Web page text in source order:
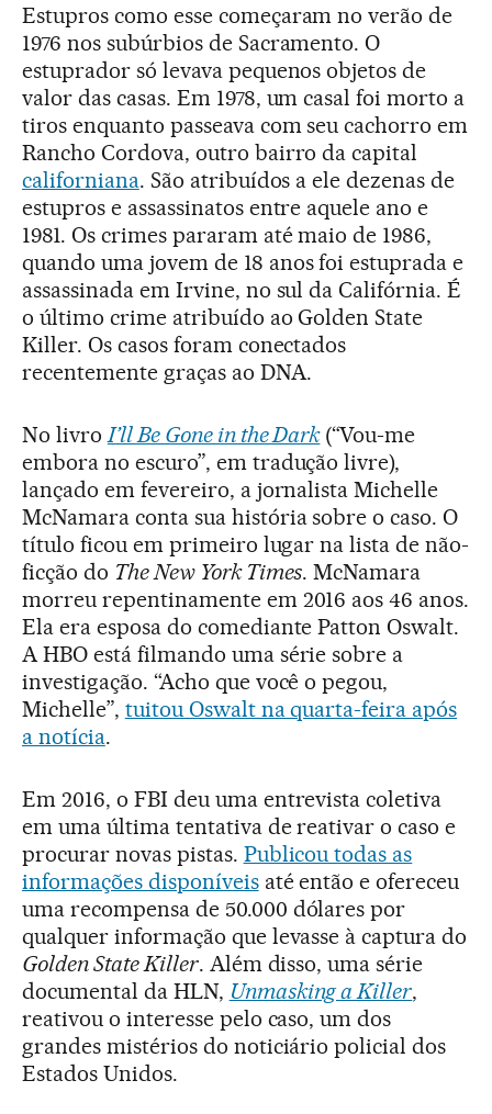
Estupros como esse começaram no verão de
1976 nos subúrbios de Sacramento. O
estuprador só levava pequenos objetos de
valor das casas. Em 1978, um casal foi morto a
tiros enquanto passeava com seu cachorro em
Rancho Cordova, outro bairro da capital
californiana. São atribuídos a ele dezenas de
estupros e assassinatos entre aquele ano e
1981. Os crimes pararam até maio de 1986,
quando uma jovem de 18 anos foi estuprada e
assassinada em Irvine, no sul da Califórnia. É
o último crime atribuído ao Golden State
Killer. Os casos foram conectados
recentemente graças ao DNA.
No livroI’ll Be Gone in the Dark(“Vou-me
embora no escuro”, em tradução livre),
lançado em fevereiro, a jornalista Michelle
McNamara conta sua história sobre o caso. O
título ficou em primeiro lugar na lista de não-
ficção do The New York Times. McNamara
morreu repentinamente em 2016 aos 46 anos.
Ela era esposa do comediante Patton Oswalt.
A HBO está filmando uma série sobre a
investigação. “Acho que você o pegou,
Michelle”, tuitou Oswalt na quarta-feira após
a notícia.
Em 2016, o FBI deu uma entrevista coletiva
em uma última tentativa de reativar o caso e
procurar novas pistas. Publicou todas as
informações disponíveisaté então e ofereceu
uma recompensa de 50.000 dólares por
qualquer informação que levasse à captura do
Golden State Killer. Além disso, uma série
documental da HLN, Unmasking a Killer,
reativou o interesse pelo caso, um dos
grandes mistérios do noticiário policial dos
Estados Unidos.